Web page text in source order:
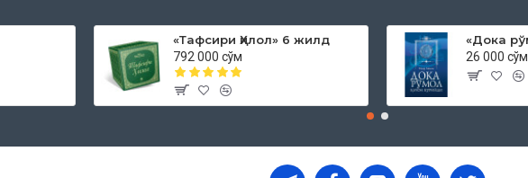
«Тафсири Ҳилол» 6 жилд
792 000 сўм
26 000 сўм